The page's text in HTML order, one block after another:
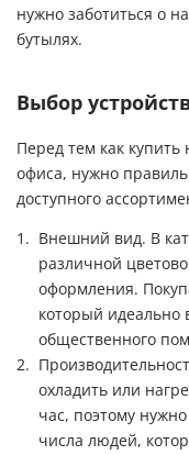
нужно заботиться о
бутылях.
Выбор
Перед тем как
офиса, нужно
доступного
Внешний вид. В
различной
оформления.
который идеально
общественного
охладить или
час, поэтому
числа людей,